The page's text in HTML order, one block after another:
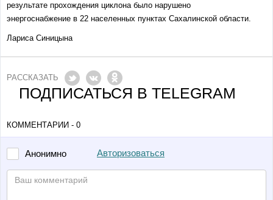
результате прохождения циклона было нарушено
энергоснабжение в 22 населенных пунктах Сахалинской области.
Лариса Синицына
РАССКАЗАТЬ
ПОДПИСАТЬСЯ В TELEGRAM
КОММЕНТАРИИ - 0
Анонимно Авторизоваться